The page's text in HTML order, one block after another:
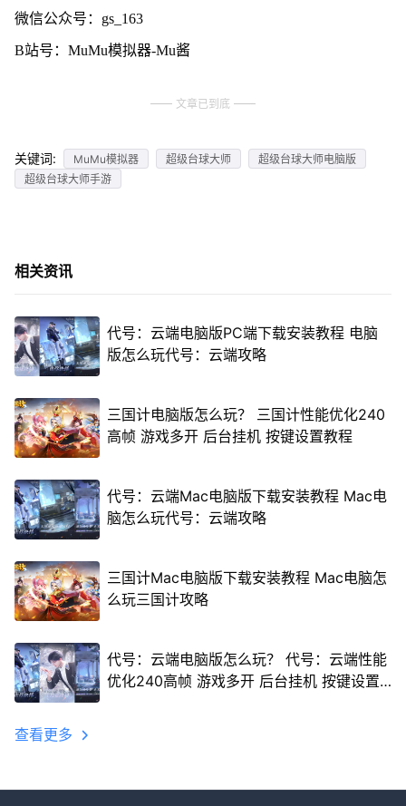
微信公众号：gs_163
B站号：MuMu模拟器-Mu酱
文章已到底
关键词: MuMu模拟器 超级台球大师
超级台球大师电脑版
超级台球大师手游
相关资讯
代号：云端电脑版PC端下载安装教程 电脑
版怎么玩代号：云端攻略
三国计电脑版怎么玩？ 三国计性能优化240
高帧 游戏多开 后台挂机 按键设置教程
代号：云端Mac电脑版下载安装教程 Mac电
脑怎么玩代号：云端攻略
三国计Mac电脑版下载安装教程 Mac电脑怎
么玩三国计攻略
代号：云端电脑版怎么玩？ 代号：云端性能
优化240高帧 游戏多开 后台挂机 按键设置
查看更多